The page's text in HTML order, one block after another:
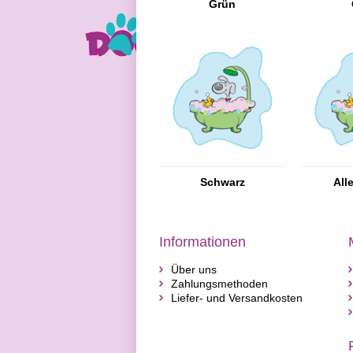
Grün
Schwarz
Informationen
Über uns
Zahlungsmethoden
Liefer- und Versandkosten